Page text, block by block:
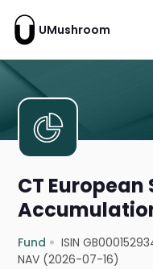
UMushroom
CT European
Fund ISIN
NAV (2026-07-16)